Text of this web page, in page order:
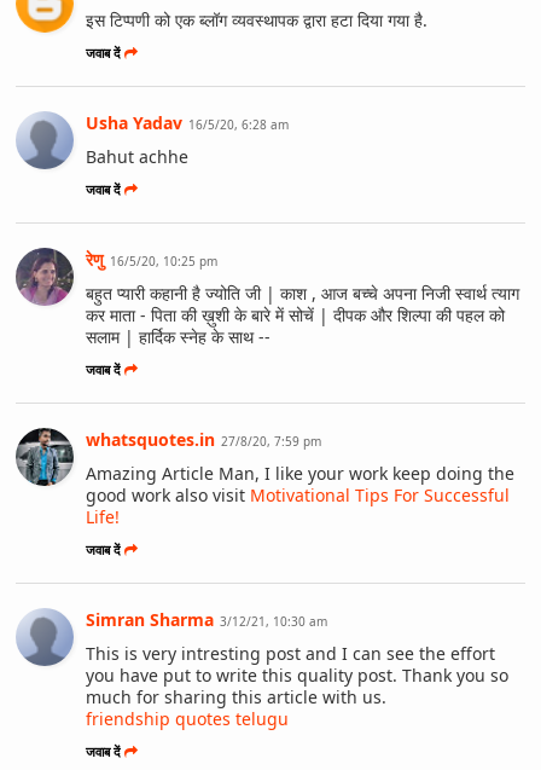
इस टिप्पणी को एक ब्लॉग व्यवस्थापक द्वारा हटा दिया गया है.
जवाब दें
Usha Yadav 16/5/20, 6:28 am
Bahut achhe
जवाब दें
रेणु 16/5/20, 10:25 pm
बहुत प्यारी कहानी है ज्योति जी | काश , आज बच्चे अपना निजी स्वार्थ त्याग
कर माता - पिता की ख़ुशी के बारे में सोचें | दीपक और शिल्पा की पहल को
सलाम | हार्दिक स्नेह के साथ --
जवाब दें
whatsquotes.in 27/8/20, 7:59 pm
Amazing Article Man, I like your work keep doing the
good work also visit Motivational Tips For Successful
Life!
जवाब दें
Simran Sharma 3/12/21, 10:30 am
This is very intresting post and I can see the effort
you have put to write this quality post. Thank you so
much for sharing this article with us.
friendship quotes telugu
जवाब दें